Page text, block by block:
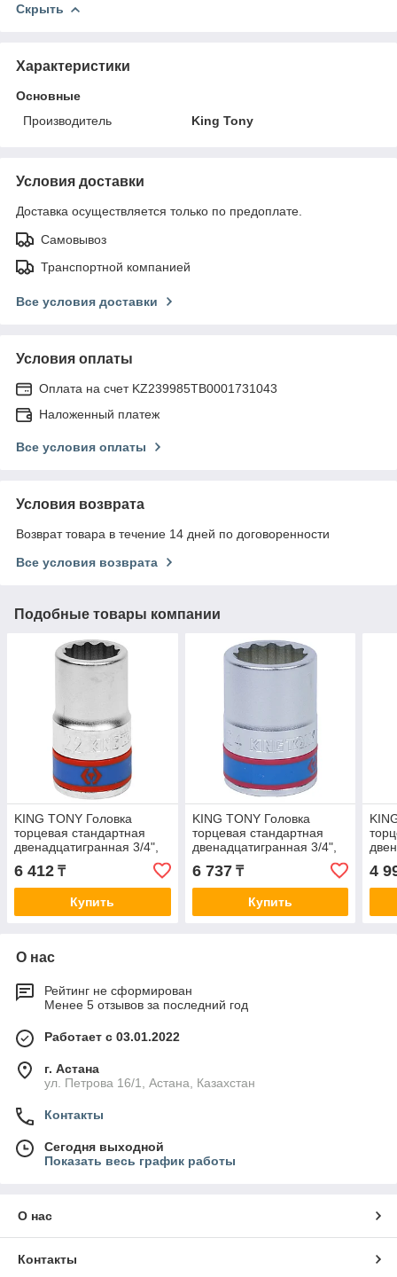
Скрыть
Характеристики
Основные
Производитель
King Tony
Условия доставки
Доставка осуществляется только по предоплате.
Самовывоз
Транспортной компанией
Все условия доставки
Условия оплаты
Оплата на счет KZ239985TB0001731043
Наложенный платеж
Все условия оплаты
Условия возврата
Возврат товара в течение 14 дней по договоренности
Все условия возврата
Подобные товары компании
KING TONY Головка
торцевая стандартная
двенадцатигранная 3/4",
633022M
6 412 ₸
Купить
KING TONY Головка
торцевая стандартная
двенадцатигранная 3/4",
633024M
6 737₸
Купить
4
О нас
Рейтинг не сформирован
Менее 5 отзывов за последний год
Работает с 03.01.2022
г. Астана
ул. Петрова 16/1, Астана, Казахстан
Контакты
Сегодня выходной
Показать весь график работы
О нас
Контакты